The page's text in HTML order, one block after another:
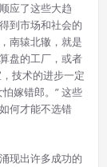
应了这些大趋
到市场和社会的
南辕北辙，就是
盘的工厂，或者
技术的进步一定
嫁错郎。” 这些
何才能不选错
现出许多成功的